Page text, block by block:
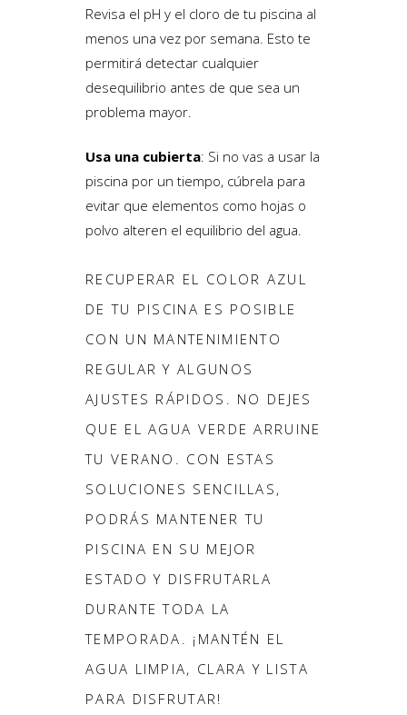
Revisa el pH y el cloro de tu piscina al
menos una vez por semana. Esto te
permitirá detectar cualquier
desequilibrio antes de que sea un
problema mayor.
Usa una cubierta: Si no vas a usar la
piscina por un tiempo, cúbrela para
evitar que elementos como hojas o
polvo alteren el equilibrio del agua.
RECUPERAR EL COLOR AZUL
DE TU PISCINA ES POSIBLE
CON UN MANTENIMIENTO
REGULAR Y ALGUNOS
AJUSTES RÁPIDOS. NO DEJES
QUE EL AGUA VERDE ARRUINE
TU VERANO. CON ESTAS
SOLUCIONES SENCILLAS,
PODRÁS MANTENER TU
PISCINA EN SU MEJOR
ESTADO Y DISFRUTARLA
DURANTE TODA LA
TEMPORADA. ¡MANTÉN EL
AGUA LIMPIA, CLARA Y LISTA
PARA DISFRUTAR!